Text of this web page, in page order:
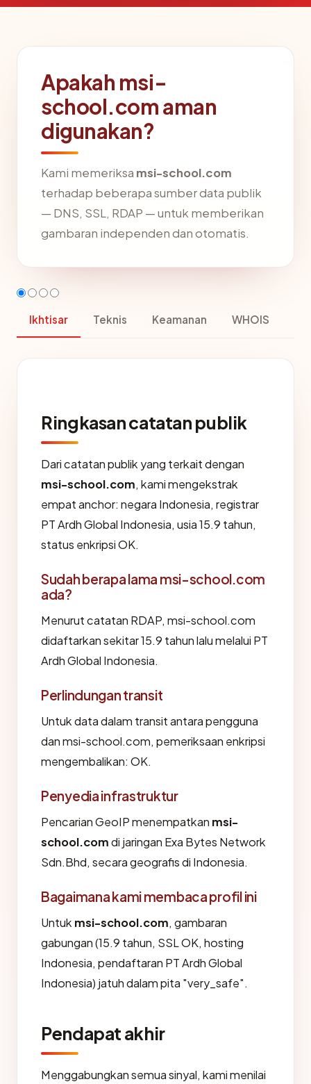
Apakah msi-
school.com aman
digunakan?
Kami memeriksa msi-school.com
terhadap beberapa sumber data publik
— DNS, SSL, RDAP — untuk memberikan
gambaran independen dan otomatis.
Ikhtisar Teknis Keamanan WHOIS
Ringkasan catatan publik
Dari catatan publik yang terkait dengan
msi-school.com, kami mengekstrak
empat anchor: negara Indonesia, registrar
PT Ardh Global Indonesia, usia 15.9 tahun,
status enkripsi OK.
Sudah berapa lama msi-school.com
ada?
Menurut catatan RDAP, msi-school.com
didaftarkan sekitar 15.9 tahun lalu melalui PT
Ardh Global Indonesia.
Perlindungan transit
Untuk data dalam transit antara pengguna
dan msi-school.com, pemeriksaan enkripsi
mengembalikan: OK.
Penyedia infrastruktur
Pencarian GeoIP menempatkan msi-
school.comdi jaringan Exa Bytes Network
Sdn.Bhd, secara geografis di Indonesia.
Bagaimana kami membaca profil ini
Untuk msi-school.com, gambaran
gabungan (15.9 tahun, SSL OK, hosting
Indonesia, pendaftaran PT Ardh Global
Indonesia) jatuh dalam pita "very_safe".
Pendapat akhir
Menggabungkan semua sinyal, kami menilai